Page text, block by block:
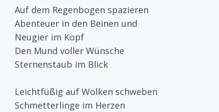
Auf dem Regenbogen spazieren
Abenteuer in den Beinen und
Neugier im Kopf
Den Mund voller Wünsche
Sternenstaub im Blick
Leichtfüßig auf Wolken schweben
Schmetterlinge im Herzen